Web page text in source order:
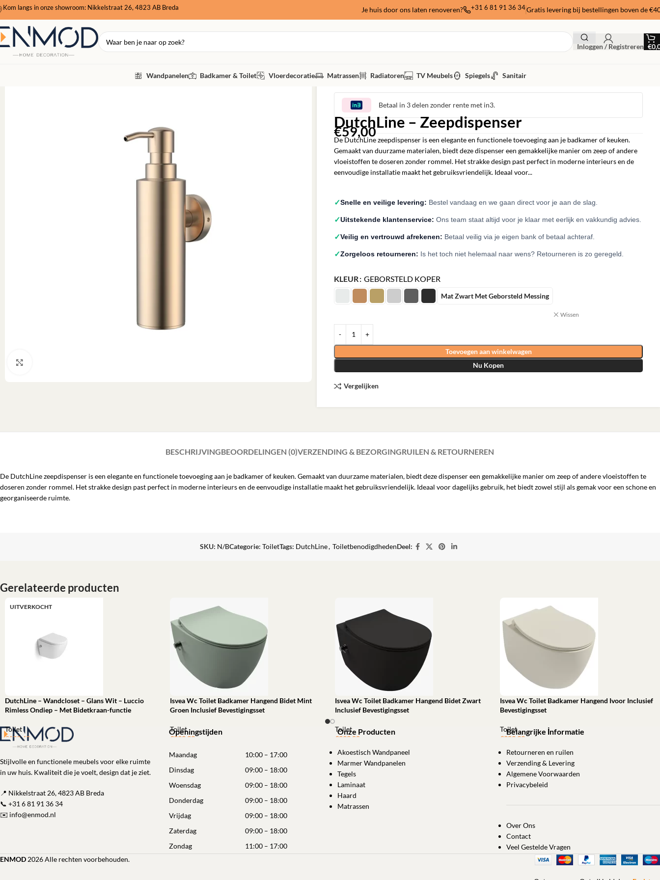
Kom langs in onze showroom: Nikkelstraat 26, 4823 AB Breda Je huis door ons laten renoveren? +31 6 81 91 36 34Gratis levering bij bestellingen boven de
Inloggen / Registreren €
Wandpanelen Badkamer & Toilet Vloerdecoratie Matrassen Radiatoren TV Meubels Spiegels Sanitair
Betaal in 3 delen zonder rente met in3.
DutchLine – Zeepdispenser
€59,00
De DutchLine zeepdispenser is een elegante en functionele toevoeging aan je badkamer of keuken.
Gemaakt van duurzame materialen, biedt deze dispenser een gemakkelijke manier om zeep of andere
vloeistoffen te doseren zonder rommel. Het strakke design past perfect in moderne interieurs en de
eenvoudige installatie maakt het gebruiksvriendelijk. Ideaal voor...
✓Snelle en veilige levering: Bestel vandaag en we gaan direct voor je aan de slag.
✓Uitstekende klantenservice: Ons team staat altijd voor je klaar met eerlijk en vakkundig advies.
✓Veilig en vertrouwd afrekenen: Betaal veilig via je eigen bank of betaal achteraf.
✓Zorgeloos retourneren: Is het toch niet helemaal naar wens? Retourneren is zo geregeld.
KLEUR GEBORSTELD KOPER
Mat Zwart Met Geborsteld Messing
Wissen
Toevoegen aan winkelwagen
Nu Kopen
Vergelijken
BESCHRIJVINGBEOORDELINGEN (0)VERZENDING & BEZORGINGRUILEN & RETOURNEREN
De DutchLine zeepdispenser is een elegante en functionele toevoeging aan je badkamer of keuken. Gemaakt van duurzame materialen, biedt deze dispenser een gemakkelijke manier om zeep of andere vloeistoffen te
doseren zonder rommel. Het strakke design past perfect in moderne interieurs en de eenvoudige installatie maakt het gebruiksvriendelijk. Ideaal voor dagelijks gebruik, het biedt zowel stijl als gemak voor een schone en
georganiseerde ruimte.
SKU: N/BCategorie: ToiletTags: DutchLine, ToiletbenodigdhedenDeel:
Gerelateerde producten
UITVERKOCHT
DutchLine – Wandcloset – Glans Wit – Luccio
Rimless Ondiep – Met Bidetkraan-functie
Toilet
€139,49
Isvea Wc Toilet Badkamer Hangend Bidet Mint
Groen Inclusief Bevestigingsset
Toilet
€399,99
Toevoegen aan winkelwagen
Isvea Wc Toilet Badkamer Hangend Bidet Zwart
Inclusief Bevestigingsset
Toilet
€399,00
Toevoegen aan winkelwagen
Isvea Wc Toilet Badkamer Hangend Ivoor Inclusief
Bevestigingsset
Toilet
€389,99
Toevoegen aan winkelwagen
Stijlvolle en functionele meubels voor elke ruimte
in uw huis. Kwaliteit die je voelt, design dat je ziet.
📍 Nikkelstraat 26, 4823 AB Breda
📞 +31 6 81 91 36 34
✉️ info@enmod.nl
Openingstijden
Maandag
10:00 – 17:00
Dinsdag
09:00 – 18:00
Woensdag
09:00 – 18:00
Donderdag
09:00 – 18:00
Vrijdag
09:00 – 18:00
Zaterdag
09:00 – 18:00
Zondag
11:00 – 17:00
Onze Producten
Akoestisch Wandpaneel
Marmer Wandpanelen
Tegels
Laminaat
Haard
Matrassen
Belangrijke İnformatie
Retourneren en ruilen
Verzending & Levering
Algemene Voorwaarden
Privacybeleid
Over Ons
Contact
Veel Gestelde Vragen
ENMOD 2026 Alle rechten voorbehouden.